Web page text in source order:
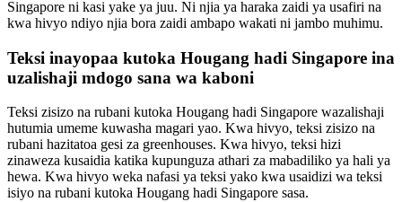
Singapore ni kasi yake ya juu. Ni njia ya haraka zaidi ya usafiri na
kwa hivyo ndiyo njia bora zaidi ambapo wakati ni jambo muhimu.
Teksi inayopaa kutoka Hougang hadi Singapore ina
uzalishaji mdogo sana wa kaboni
Teksi zisizo na rubani kutoka Hougang hadi Singapore wazalishaji
hutumia umeme kuwasha magari yao. Kwa hivyo, teksi zisizo na
rubani hazitatoa gesi za greenhouses. Kwa hivyo, teksi hizi
zinaweza kusaidia katika kupunguza athari za mabadiliko ya hali ya
hewa. Kwa hivyo weka nafasi ya teksi yako kwa usaidizi wa teksi
isiyo na rubani kutoka Hougang hadi Singapore sasa.